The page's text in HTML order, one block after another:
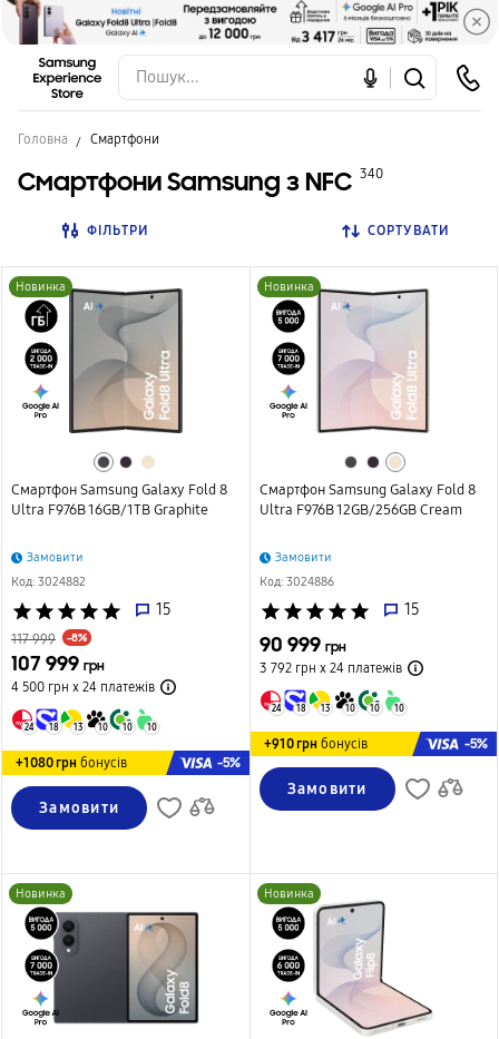
Головна Смартфони
Смартфони Samsung з NFC 340
ФІЛЬТРИ СОРТУВАТИ
Новинка
Смартфон Samsung Galaxy Fold 8
Ultra F976B 16GB/1TB Graphite
Замовити
Код: 3024882
star star star star star 15
117 999 -8%
107 999 грн
4 500 грн х 24 платежів
24 18 13 10 10 10
+1080 грн бонусів -5%
Замовити
Новинка
Смартфон Samsung Galaxy Fold 8
Ultra F976B 12GB/256GB Cream
Замовити
Код: 3024886
star star star star star 15
90 999 грн
3 792 грн х 24платежів
24 18 13 10 10 10
+910 грн бонусів -5%
Замовити
Новинка Новинка